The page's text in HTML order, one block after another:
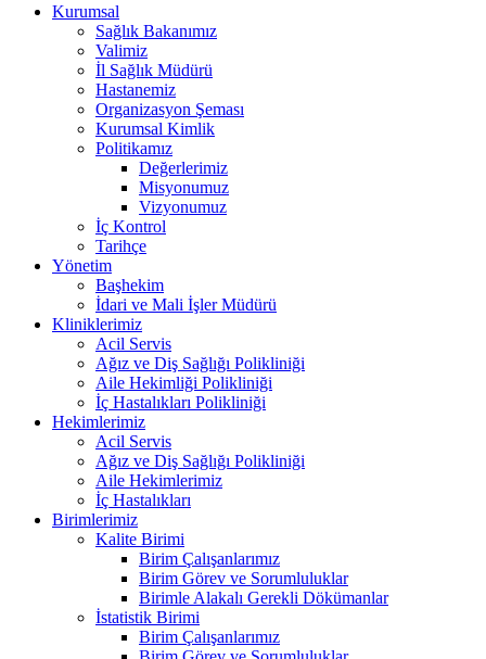
Kurumsal
Sağlık Bakanımız
Valimiz
İl Sağlık Müdürü
Hastanemiz
Organizasyon Şeması
Kurumsal Kimlik
Politikamız
Değerlerimiz
Misyonumuz
Vizyonumuz
İç Kontrol
Tarihçe
Yönetim
Başhekim
İdari ve Mali İşler Müdürü
Kliniklerimiz
Acil Servis
Ağız ve Diş Sağlığı Polikliniği
Aile Hekimliği Polikliniği
İç Hastalıkları Polikliniği
Hekimlerimiz
Acil Servis
Ağız ve Diş Sağlığı Polikliniği
Aile Hekimlerimiz
İç Hastalıkları
Birimlerimiz
Kalite Birimi
Birim Çalışanlarımız
Birim Görev ve Sorumluluklar
Birimle Alakalı Gerekli Dökümanlar
İstatistik Birimi
Birim Çalışanlarımız